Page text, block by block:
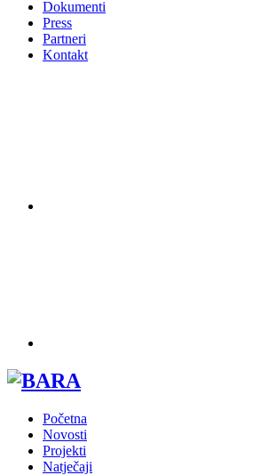
Dokumenti
Press
Partneri
Kontakt
Početna
Novosti
Projekti
Natječaji